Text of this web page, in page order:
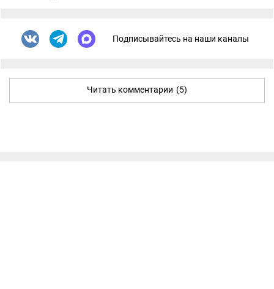
Подписывайтесь на наши каналы
Читать комментарии (5)